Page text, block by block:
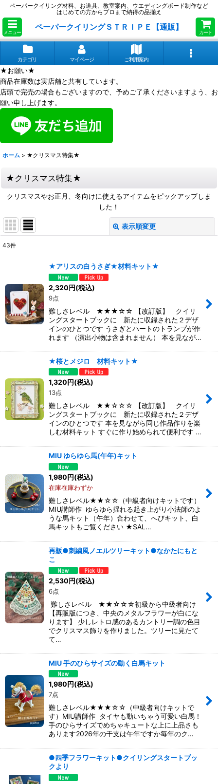
ペーパークイリング材料、お道具、教室案内、ウエディングボード制作など
はじめての方からプロまで納得の品揃え
メニュー
ペーパークイリングＳＴＲＩＰＥ【通販】
カート
カテゴリ マイページ ご利用案内
★お願い★
商品在庫数は実店舗と共有しています。
店頭で完売の場合もございますので、予めご了承くださいますよう、お
願い申し上げます。
ホーム > ★クリスマス特集★
★クリスマス特集★
クリスマスやお正月、冬向けに使えるアイテムをピックアップしま
した！
表示順変更
絞り込む
43件
★アリスの白うさぎ★材料キット★
2,320円(税込)
9点
難しさレベル ★★★☆☆ 【改訂版】 クイリ
ングスタートブックに 新たに収録された２デザ
インのひとつです うさぎとハートのトランプが作
れます （演出小物は含まれません） 本を見なが…
★桜とメジロ 材料キット★
1,320円(税込)
13点
難しさレベル ★★☆☆☆ 【改訂版】 クイリ
ングスタートブックに 新たに収録された２デザ
インのひとつです 本を見ながら同じ作品作りを楽
しむ材料キット すぐに作り始められて便利です …
MIU ゆらゆら馬(午年)キット
1,980円(税込)
在庫在庫わずか
難しさレベル★★☆☆（中級者向けキットです）
MIU講師作 ゆらゆら揺れる起き上がり小法師のよ
うな馬キット（午年）合わせて、へびキット、白
馬キットもご覧ください ★SAL…
再販●刺繍風ノエルツリーキット●なかたにもと
こ
2,530円(税込)
6点
難しさレベル ★★☆☆☆初級から中級者向け
【再販版につき、中央のメタルフラワーが白にな
ります】 少しレトロ感のあるカントリー調の色目
でクリスマス飾りを作りました。ツリーに見たて
て…
MIU 手のひらサイズの動く白馬キット
1,980円(税込)
7点
難しさレベル★★★☆☆（中級者向けキットで
す）MIU講師作 タイヤも動いちゃう可愛い白馬！
手のひらサイズでめちゃキュートな上に上品さも
あります2026年の干支は午年ですか毎年のク…
●四季フラワーキット●クイリングスタートブッ
クより